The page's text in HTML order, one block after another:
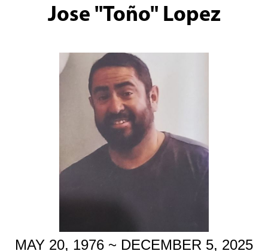
Jose "Toño" Lopez
MAY 20, 1976 ~ DECEMBER 5, 2025